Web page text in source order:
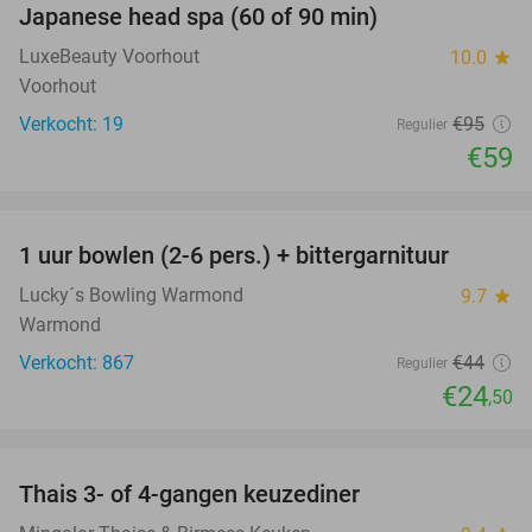
Japanese head spa (60 of 90 min)
LuxeBeauty Voorhout 10.0 star
Voorhout
Verkocht: 19
Regulier €95
€59
1 uur bowlen (2-6 pers.) + bittergarnituur
Lucky´s Bowling Warmond 9.7 star
Warmond
Verkocht: 867
Regulier €44
€24,50
Thais 3- of 4-gangen keuzediner